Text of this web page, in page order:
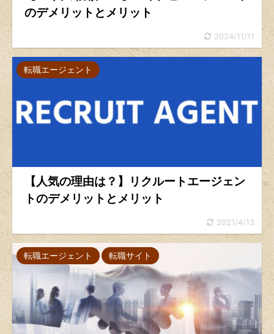
のデメリットとメリット
2024/11/11
転職エージェント
【人気の理由は？】リクルートエージェン
トのデメリットとメリット
2021/4/13
転職エージェント 転職サイト